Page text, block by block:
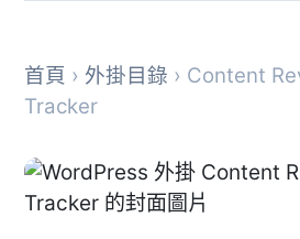
首頁 › 外掛目錄 › Content
Tracker